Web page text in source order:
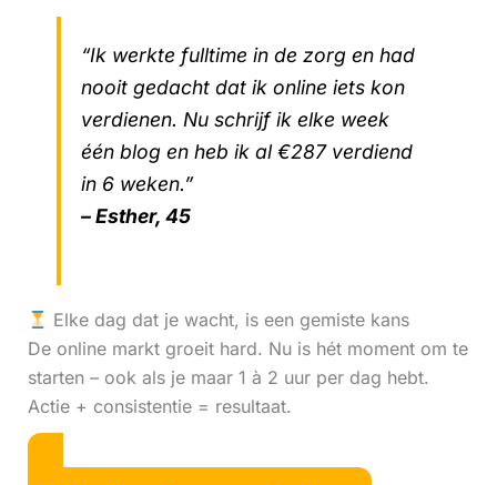
“Ik werkte fulltime in de zorg en had
nooit gedacht dat ik online iets kon
verdienen. Nu schrijf ik elke week
één blog en heb ik al €287 verdiend
in 6 weken.”
– Esther, 45
Elke dag dat je wacht, is een gemiste kans
De online markt groeit hard. Nu is hét moment om te
starten – ook als je maar 1 à 2 uur per dag hebt.
Actie + consistentie = resultaat.